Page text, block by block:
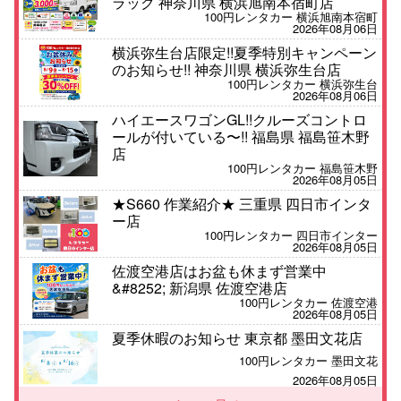
100円レンタカー 横浜旭南本宿町
2026年08月06日
横浜弥生台店限定!!夏季特別キャンペーン
のお知らせ!! 神奈川県 横浜弥生台店
100円レンタカー 横浜弥生台
2026年08月06日
ハイエースワゴンGL!!クルーズコントロ
ールが付いている〜!! 福島県 福島笹木野
店
100円レンタカー 福島笹木野
2026年08月05日
★S660 作業紹介★ 三重県 四日市インタ
ー店
100円レンタカー 四日市インター
2026年08月05日
佐渡空港店はお盆も休まず営業中
&#8252; 新潟県 佐渡空港店
100円レンタカー 佐渡空港
2026年08月05日
夏季休暇のお知らせ 東京都 墨田文花店
100円レンタカー 墨田文花
2026年08月05日